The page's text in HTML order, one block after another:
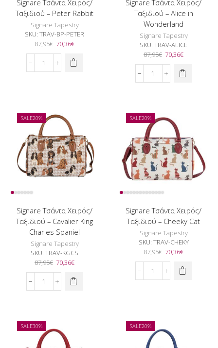
Signare Τσάντα Χειρός/
Ταξιδιού – Peter Rabbit
Signare Tapestry
SKU: TRAV-BP-PETER
87,95€ Original
price
was:
87,95€.
70,36€Η
τιμή
Signare
Peter
Rabbit
ποσότητα
Signare Τσάντα Χειρός/
Ταξιδιού – Alice in
Wonderland
Signare Tapestry
SKU: TRAV-ALICE
87,95€ Original
price
was:
87,95€.
70,36€Η
τιμή
Signare
-
Alice
Wonderland
ποσότητα
SALE20%
Signare Τσάντα Χειρός/
Ταξιδιού – Cavalier King
Charles Spaniel
Signare Tapestry
SKU: TRAV-KGCS
87,95€ Original
price
was:
87,95€.
70,36€Η
τιμή
Signare
-
Cavalier
King
SALE20%
Signare Τσάντα Χειρός/
Ταξιδιού – Cheeky Cat
Signare Tapestry
SKU: TRAV-CHEKY
87,95€ Original
price
was:
87,95€.
70,36€Η
τιμή
Signare
Cheeky
Cat
ποσότητα
SALE30% SALE20%